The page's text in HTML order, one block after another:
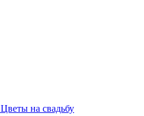
Цветы на свадьбу